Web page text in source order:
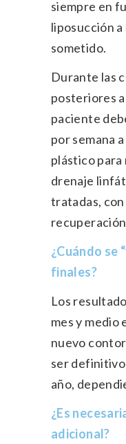
siempre en
liposucción a
sometido.
Durante las
posteriores
paciente
por semana
plástico para
drenaje
tratadas,
¿Cuándo se
finales?
Los
mes y medio
nuevo
ser definitivo
año,
¿Es
adicional?